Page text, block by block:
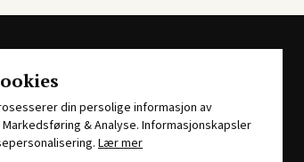
din persolige informasjon av
& Analyse. Informasjonskapsler
Lær mer